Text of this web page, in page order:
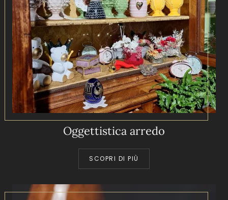
Oggettistica arredo
SCOPRI DI PIÙ